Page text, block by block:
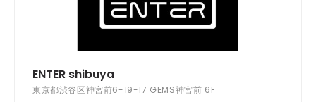
ENTER shibuya
東京都渋谷区神宮前6-19-17 GEMS神宮前 6F